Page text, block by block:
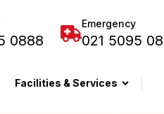
0888
Emergency
021 5095
Facilities & Services